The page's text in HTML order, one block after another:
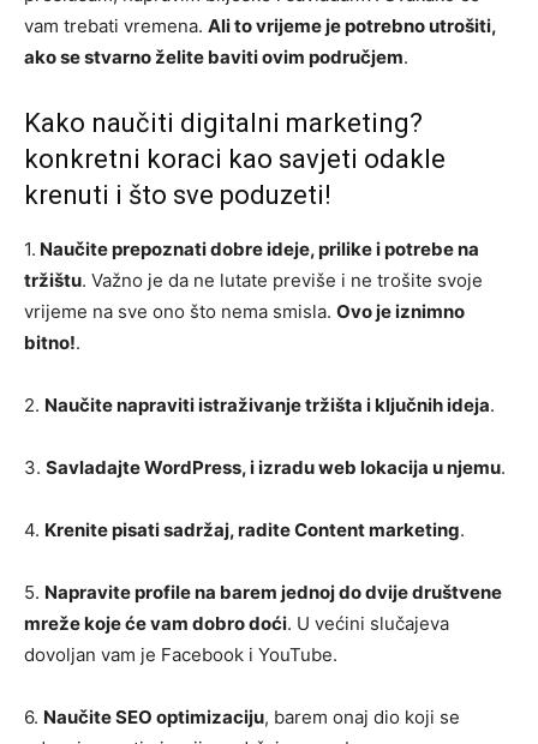
vam trebati vremena. Ali to vrijeme je potrebno utrošiti,
ako se stvarno želite baviti ovim područjem.
Kako naučiti digitalni marketing?
konkretni koraci kao savjeti odakle
krenuti i što sve poduzeti!
1. Naučite prepoznati dobre ideje, prilike i potrebe na
tržištu. Važno je da ne lutate previše i ne trošite svoje
vrijeme na sve ono što nema smisla. Ovo je iznimno
bitno!.
2. Naučite napraviti istraživanje tržišta i ključnih ideja.
3. Savladajte WordPress, i izradu web lokacija u njemu.
4. Krenite pisati sadržaj, radite Content marketing.
5. Napravite profile na barem jednoj do dvije društvene
mreže koje će vam dobro doći. U većini slučajeva
dovoljan vam je Facebook i YouTube.
6. Naučite SEO optimizaciju, barem onaj dio koji se